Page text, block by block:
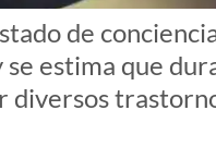
de
estima que
diversos